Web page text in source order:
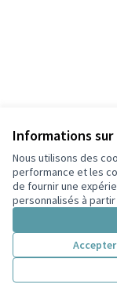
Informations
Nous utilisons des
performance et les
de fournir une
personnalisés à partir